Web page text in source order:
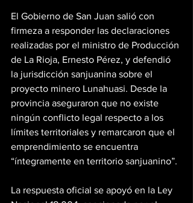
El Gobierno de San Juan salió con
firmeza a responder las declaraciones
realizadas por el ministro de Producción
de La Rioja, Ernesto Pérez, y defendió
la jurisdicción sanjuanina sobre el
proyecto minero Lunahuasi. Desde la
provincia aseguraron que no existe
ningún conflicto legal respecto a los
límites territoriales y remarcaron que el
emprendimiento se encuentra
“íntegramente en territorio sanjuanino”.
La respuesta oficial se apoyó en la Ley